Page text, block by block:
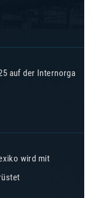
auf der Internorga
wird mit